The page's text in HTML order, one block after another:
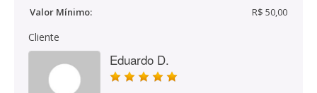
Valor Mínimo:
R$ 50,00
Cliente
Eduardo D.